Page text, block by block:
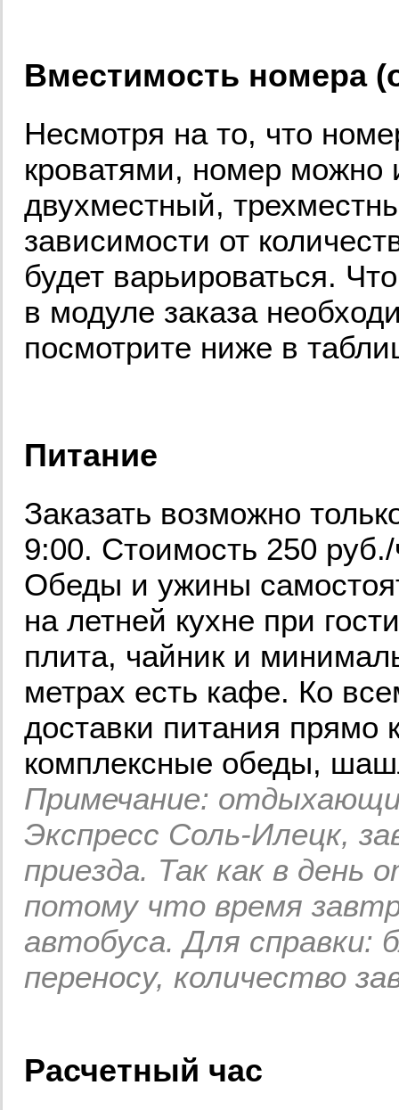
Вместимость номера
Несмотря на то, что
кроватями, номер можно
двухместный,
зависимости от
будет варьироваться.
в модуле заказа
посмотрите ниже в
Питание
Заказать возможно
9:00. Стоимость 250
Обеды и ужины
на летней кухне при
плита, чайник и
метрах есть кафе. Ко
доставки питания прямо
комплексные обеды,
Примечание:
Экспресс Соль-Илецк,
приезда. Так как в день
потому что время
автобуса. Для справки:
переносу, количество
Расчетный час